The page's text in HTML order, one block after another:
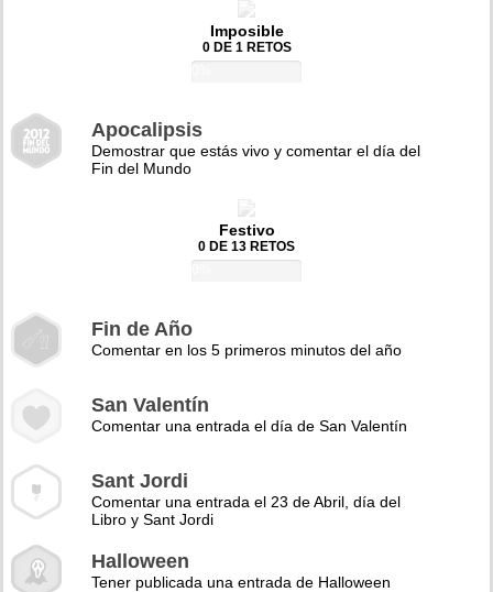
Imposible
0 DE 1 RETOS
Apocalipsis
Demostrar que estás vivo y comentar el día del
Fin del Mundo
Festivo
0 DE 13 RETOS
Fin de Año
Comentar en los 5 primeros minutos del año
San Valentín
Comentar una entrada el día de San Valentín
Sant Jordi
Comentar una entrada el 23 de Abril, día del
Libro y Sant Jordi
Halloween
Tener publicada una entrada de Halloween